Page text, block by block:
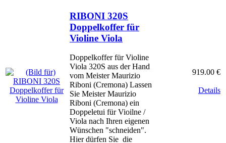
RIBONI 320S
Doppelkoffer für
Violine Viola
Doppelkoffer für Violine
Viola 320S aus der Hand
vom Meister Maurizio
Riboni (Cremona) Lassen
Sie Meister Maurizio
Riboni (Cremona) ein
Doppeletui für Vioilne /
Viola nach Ihren eigenen
Wünschen "schneiden".
Hier dürfen Sie die
919.00 €
Details